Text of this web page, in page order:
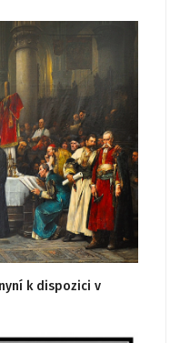
k dispozici v